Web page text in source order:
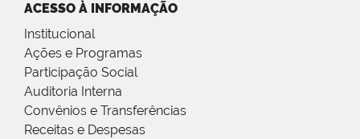
ACESSO À INFORMAÇÃO
Institucional
Ações e Programas
Participação Social
Auditoria Interna
Convênios e Transferências
Receitas e Despesas